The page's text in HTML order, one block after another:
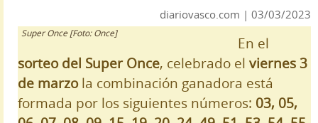
diariovasco.com | 03/03/2023
Super Once [Foto: Once]
En el
sorteo del Super Once, celebrado el viernes 3
de marzola combinación ganadora está
formada por los siguientes números: 03, 05,